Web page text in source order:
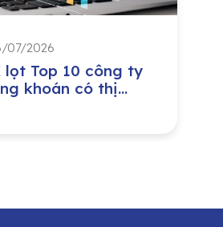
07/2026
lọt Top 10 công ty
khoán có thị